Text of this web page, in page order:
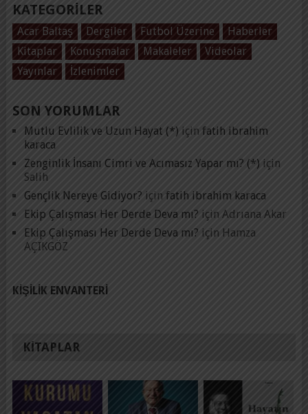
KATEGORILER
Acar Baltaş Dergiler Futbol Üzerine
Haberler
Kitaplar
Konuşmalar Makaleler
Videolar
Yayınlar
İzlenimler
SON YORUMLAR
Mutlu Evlilik ve Uzun Hayat (*) için fatih ibrahim
karaca
Zenginlik İnsanı Cimri ve Acımasız Yapar mı? (*) için
Salih
Gençlik Nereye Gidiyor? için fatih ibrahim karaca
Ekip Çalışması Her Derde Deva mı? için Adrıana Akar
Ekip Çalışması Her Derde Deva mı? için Hamza
AÇIKGÖZ
KIŞILIK ENVANTERI
KITAPLAR